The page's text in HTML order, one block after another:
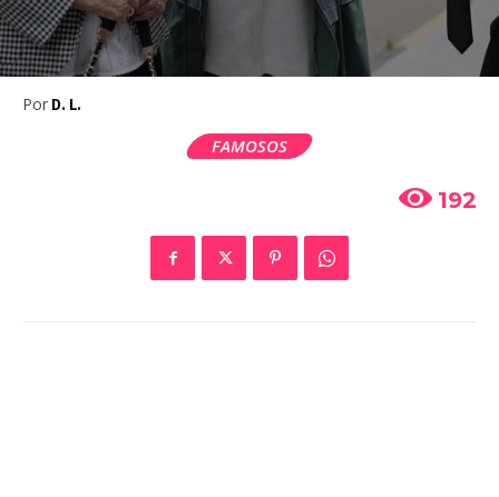
Por D. L.
FAMOSOS
192